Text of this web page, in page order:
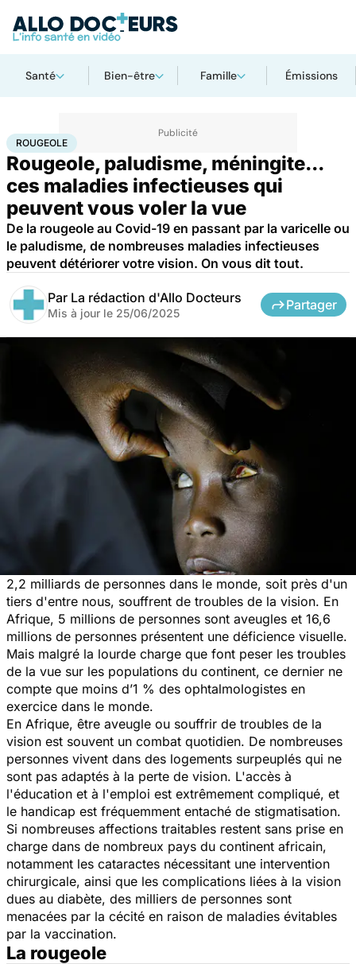
Santé Bien-être Famille Émissions
AccueilSanté Maladies Maladies infectieuses
ROUGEOLE
Rougeole, paludisme, méningite...
ces maladies infectieuses qui
peuvent vous voler la vue
De la rougeole au Covid-19 en passant par la varicelle ou
le paludisme, de nombreuses maladies infectieuses
peuvent détériorer votre vision. On vous dit tout.
Par La rédaction d'Allo Docteurs
Mis à jour le 25/06/2025
Partager
2,2 milliards de personnes dans le monde, soit près d'un
tiers d'entre nous, souffrent de troubles de la vision. En
Afrique, 5 millions de personnes sont aveugles et 16,6
millions de personnes présentent une déficience visuelle.
Mais malgré la lourde charge que font peser les troubles
de la vue sur les populations du continent, ce dernier ne
compte que moins d’1 % des ophtalmologistes en
exercice dans le monde.
En Afrique, être aveugle ou souffrir de troubles de la
vision est souvent un combat quotidien. De nombreuses
personnes vivent dans des logements surpeuplés qui ne
sont pas adaptés à la perte de vision. L'accès à
l'éducation et à l'emploi est extrêmement compliqué, et
le handicap est fréquemment entaché de stigmatisation.
Si nombreuses affections traitables restent sans prise en
charge dans de nombreux pays du continent africain,
notamment les cataractes nécessitant une intervention
chirurgicale, ainsi que les complications liées à la vision
dues au diabète, des milliers de personnes sont
menacées par la cécité en raison de maladies évitables
par la vaccination.
La rougeole